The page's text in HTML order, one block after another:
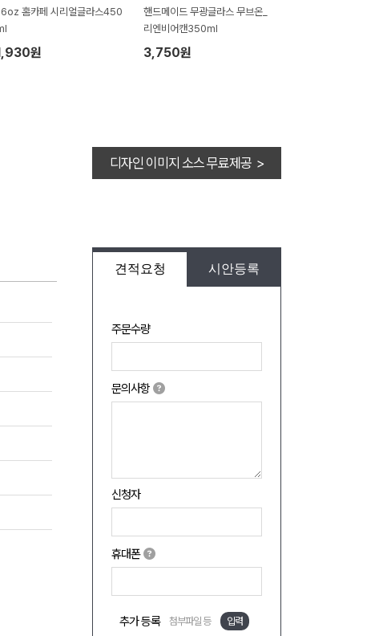
홈카페 시리얼글라스450
원
핸드메이드 무광글라스 무브온_
리엔비어캔350ml
3,750원
디자인 이미지 소스 무료제공 >
견적요청 시안등록
주문수량
문의사항
신청자
휴대폰
추가 등록 첨부파일 등 입력